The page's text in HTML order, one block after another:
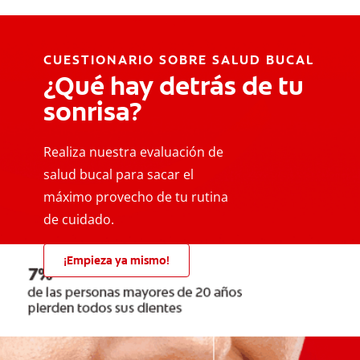
CUESTIONARIO SOBRE SALUD BUCAL
¿Qué hay detrás de tu
sonrisa?
Realiza nuestra evaluación de
salud bucal para sacar el
máximo provecho de tu rutina
de cuidado.
¡Empieza ya mismo!